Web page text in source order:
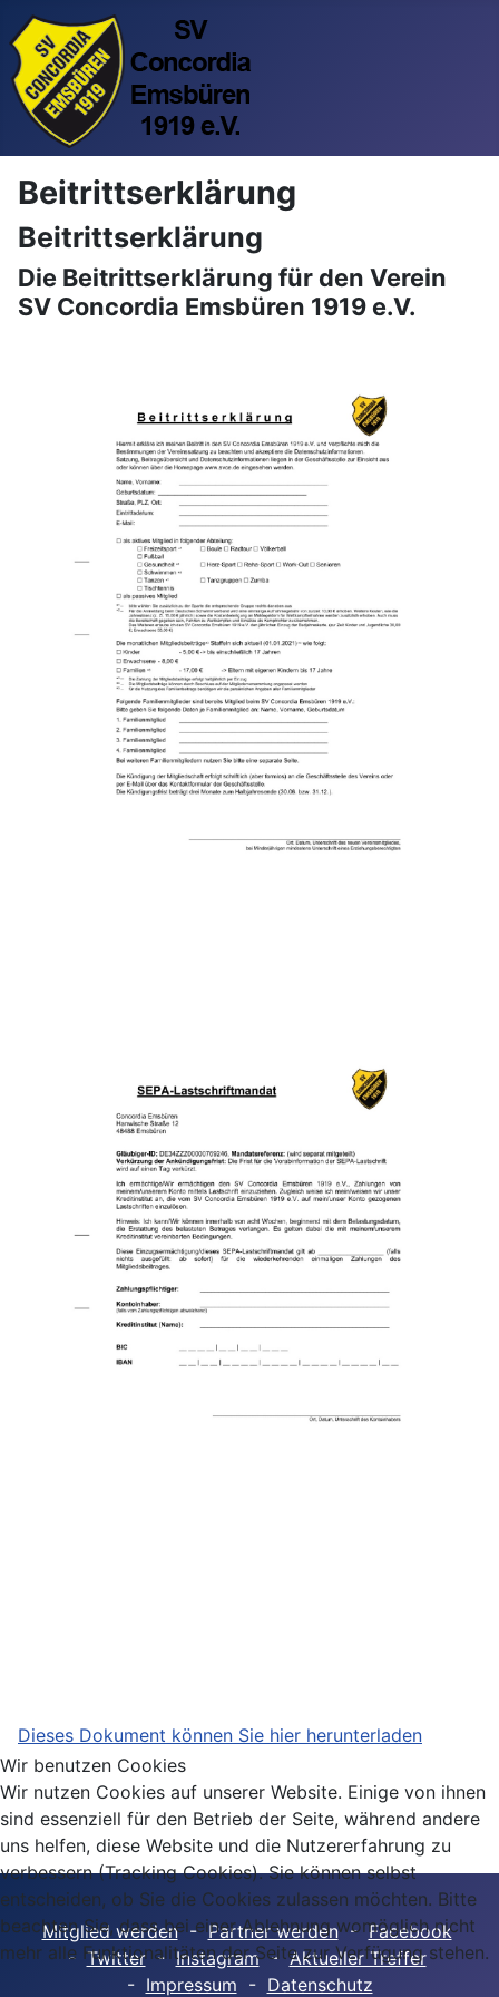
Beitrittserklärung
Beitrittserklärung
Die Beitrittserklärung für den Verein
SV Concordia Emsbüren 1919 e.V.
Dieses Dokument können Sie hier herunterladen
Mitglied werden-Partner werden-Facebook
-Twitter-Instagram-Aktueller Treffer
- Impressum - Datenschutz
Wir benutzen Cookies
Wir nutzen Cookies auf unserer Website. Einige von ihnen
sind essenziell für den Betrieb der Seite, während andere
uns helfen, diese Website und die Nutzererfahrung zu
verbessern (Tracking Cookies). Sie können selbst
entscheiden, ob Sie die Cookies zulassen möchten. Bitte
beachten Sie, dass bei einer Ablehnung womöglich nicht
mehr alle Funktionalitäten der Seite zur Verfügung stehen.